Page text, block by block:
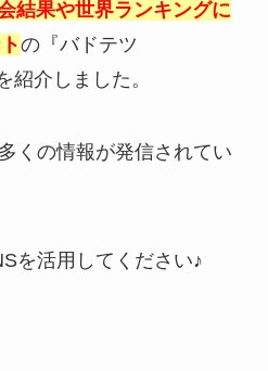
結果や世界ランキングに
の『バドテツ
紹介しました。
くの情報が発信されてい
を活用してください♪